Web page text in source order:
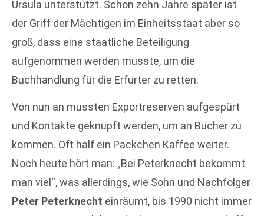
Ursula unterstützt. Schon zehn Jahre später ist
der Griff der Mächtigen im Einheitsstaat aber so
groß, dass eine staatliche Beteiligung
aufgenommen werden musste, um die
Buchhandlung für die Erfurter zu retten.
Von nun an mussten Exportreserven aufgespürt
und Kontakte geknüpft werden, um an Bücher zu
kommen. Oft half ein Päckchen Kaffee weiter.
Noch heute hört man: „Bei Peterknecht bekommt
man viel“, was allerdings, wie Sohn und Nachfolger
Peter Peterknecht einräumt, bis 1990 nicht immer